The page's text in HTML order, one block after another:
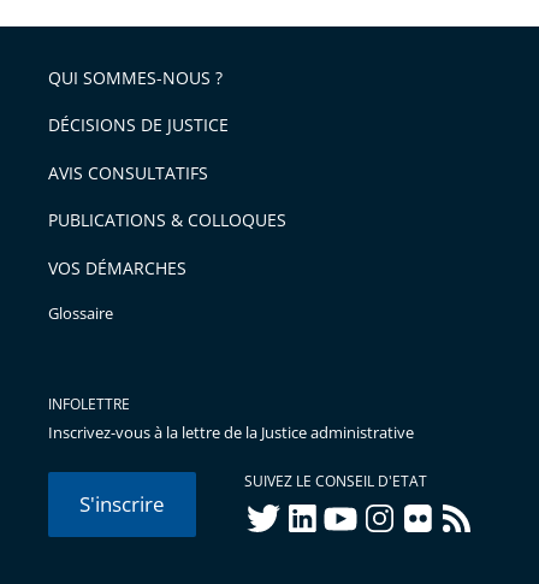
arriver
après
l'article
pour
avant
QUI SOMMES-NOUS ?
DÉCISIONS DE JUSTICE
AVIS CONSULTATIFS
PUBLICATIONS & COLLOQUES
VOS DÉMARCHES
Glossaire
INFOLETTRE
Inscrivez-vous à la lettre de la Justice administrative
S'inscrire
SUIVEZ LE CONSEIL D'ETAT
twitterlinkedInyoutubeinstagram
flickr rss